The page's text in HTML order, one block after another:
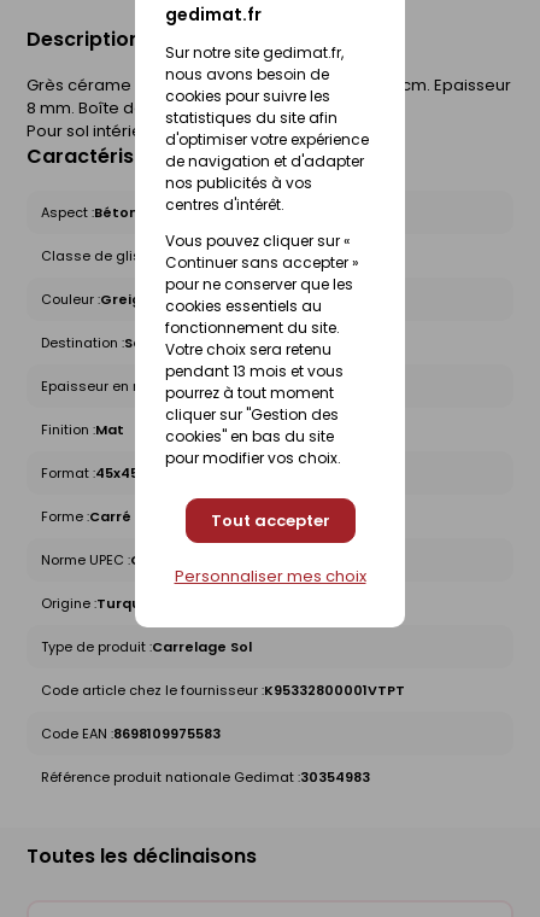
gedimat.fr
Sur notre site gedimat.fr,
nous avons besoin de
cookies pour suivre les
statistiques du site afin
d'optimiser votre expérience
de navigation et d'adapter
nos publicités à vos
centres d'intérêt.
Vous pouvez cliquer sur «
Continuer sans accepter »
pour ne conserver que les
cookies essentiels au
fonctionnement du site.
Votre choix sera retenu
pendant 13 mois et vous
pourrez à tout moment
cliquer sur "Gestion des
cookies" en bas du site
pour modifier vos choix.
Tout accepter
Personnaliser mes choix
Description du produit
Grès cérame émaillé. QB U3 P3 E3 C2. l.45 x L.45 cm. Epaisseur
8 mm. Boîte de 1,62m².
Pour sol intérieur.
Caractéristiques du produit
Aspect :Béton
Classe de glissance (R) :R9
Couleur :Greige
Destination :Sol intérieur
Epaisseur en mm : 8
Finition :Mat
Format :45x45
Forme :Carré
Norme UPEC :QB U3P3E3C2
Origine :Turquie
Type de produit :Carrelage Sol
Code article chez le fournisseur :K95332800001VTPT
Code EAN :8698109975583
Référence produit nationale Gedimat :30354983
Toutes les déclinaisons